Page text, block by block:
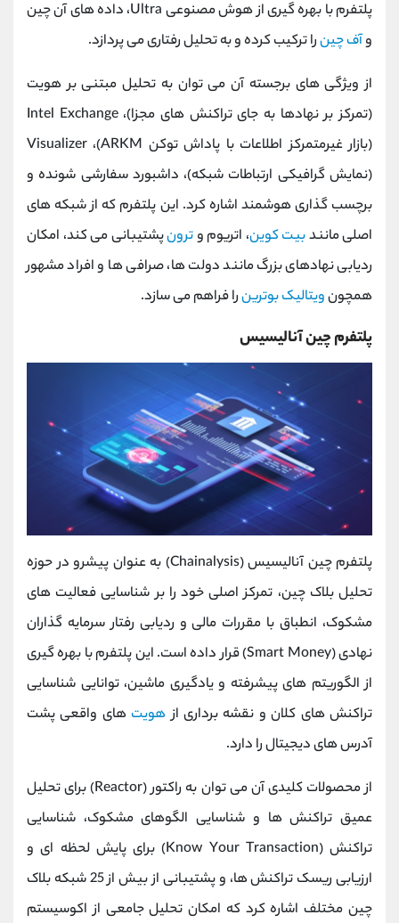
پلتفرم با بهره ‌گیری از هوش مصنوعی Ultra، داده‌ های آن چین
وآف ‌چینرا ترکیب کرده و به تحلیل رفتاری می‌ پردازد.
از ویژگی ‌های برجسته آن می ‌توان به تحلیل مبتنی بر هویت
(تمرکز بر نهادها به جای تراکنش ‌های مجزا)، Intel Exchange
(بازار غیرمتمرکز اطلاعات با پاداش توکن ARKM)، Visualizer
(نمایش گرافیکی ارتباطات شبکه)، داشبورد سفارشی‌ شونده و
برچسب ‌گذاری هوشمند اشاره کرد. این پلتفرم که از شبکه‌ های
اصلی مانندبیت ‌کوین، اتریوم وترونپشتیبانی می کند، امکان
ردیابی نهادهای بزرگ مانند دولت ‌ها، صرافی ‌ها و افراد مشهور
همچونویتالیک بوترینرا فراهم می ‌سازد.
پلتفرم چین ‌آنالیسیس
پلتفرم چین ‌آنالیسیس (Chainalysis) به عنوان پیشرو در حوزه
تحلیل بلاک ‌چین، تمرکز اصلی خود را بر شناسایی فعالیت ‌های
مشکوک، انطباق با مقررات مالی و ردیابی رفتار سرمایه‌ گذاران
نهادی (Smart Money) قرار داده است. این پلتفرم با بهره‌ گیری
از الگوریتم‌ های پیشرفته و یادگیری ماشین، توانایی شناسایی
تراکنش‌ های کلان و نقشه ‌برداری ازهویت ‌های واقعی پشت
آدرس‌ های دیجیتال را دارد.
از محصولات کلیدی آن می ‌توان به راکتور (Reactor) برای تحلیل
عمیق تراکنش ‌ها و شناسایی الگوهای مشکوک، شناسایی
تراکنش (Know Your Transaction) برای پایش لحظه ‌ای و
ارزیابی ریسک تراکنش ‌ها، و پشتیبانی از بیش از 25 شبکه بلاک
‌چین مختلف اشاره کرد که امکان تحلیل جامعی از اکوسیستم